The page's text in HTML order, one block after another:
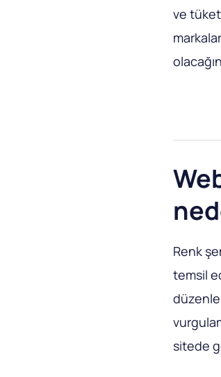
ve
Renk
temsil
sitede